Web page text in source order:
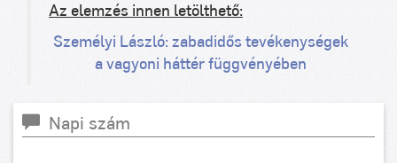
Az elemzés innen letölthető:
Személyi László: zabadidős tevékenységek
a vagyoni háttér függvényében
Napi szám